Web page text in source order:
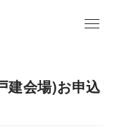
建会場)お申込